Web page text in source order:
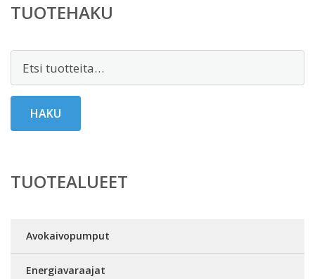
TUOTEHAKU
HAKU
TUOTEALUEET
Avokaivopumput
Energiavaraajat